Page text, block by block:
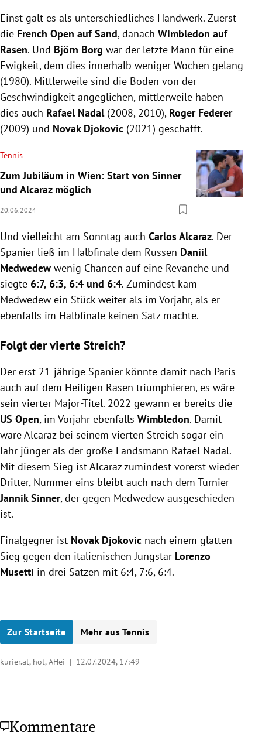
Untermenü
Einst galt es als unterschiedliches Handwerk. Zuerst
die French Open auf Sand, danach Wimbledon auf
Rasen. Und Björn Borg war der letzte Mann für eine
Ewigkeit, dem dies innerhalb weniger Wochen gelang
(1980). Mittlerweile sind die Böden von der
Geschwindigkeit angeglichen, mittlerweile haben
dies auch Rafael Nadal(2008, 2010), Roger Federer
(2009) und Novak Djokovic (2021) geschafft.
Tennis
Zum Jubiläum in Wien: Start von Sinner
und Alcaraz möglich
20.06.2024
Und vielleicht am Sonntag auch Carlos Alcaraz. Der
Spanier ließ im Halbfinale dem Russen Daniil
Medwedew wenig Chancen auf eine Revanche und
siegte 6:7, 6:3, 6:4 und 6:4. Zumindest kam
Medwedew ein Stück weiter als im Vorjahr, als er
ebenfalls im Halbfinale keinen Satz machte.
Folgt der vierte Streich?
Der erst 21-jährige Spanier könnte damit nach Paris
auch auf dem Heiligen Rasen triumphieren, es wäre
sein vierter Major-Titel. 2022 gewann er bereits die
US Open, im Vorjahr ebenfalls Wimbledon. Damit
wäre Alcaraz bei seinem vierten Streich sogar ein
Jahr jünger als der große Landsmann Rafael Nadal.
Mit diesem Sieg ist Alcaraz zumindest vorerst wieder
Dritter, Nummer eins bleibt auch nach dem Turnier
Jannik Sinner, der gegen Medwedew ausgeschieden
ist.
Finalgegner ist Novak Djokovic nach einem glatten
Sieg gegen den italienischen Jungstar Lorenzo
Musetti in drei Sätzen mit 6:4, 7:6, 6:4.
Zur Startseite Mehr aus Tennis
kurier.at, hot, AHei | 12.07.2024, 17:49
Kommentare